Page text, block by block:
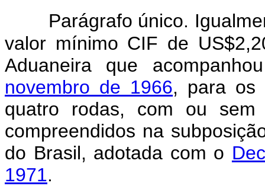
Parágrafo único.
valor mínimo CIF de
Aduaneira que
novembro de 1966, para os
quatro rodas, com ou
compreendidos na
do Brasil, adotada com o
1971.